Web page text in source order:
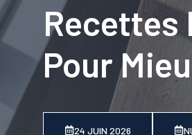
Recettes
Pour
24 JUIN 2026